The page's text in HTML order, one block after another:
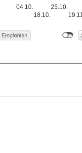
04.10.
18.10.
25.10.